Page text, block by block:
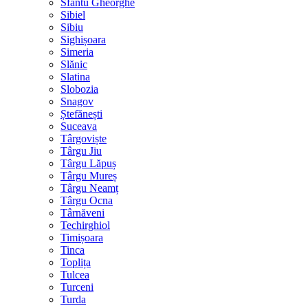
Sfântu Gheorghe
Sibiel
Sibiu
Sighișoara
Simeria
Slănic
Slatina
Slobozia
Snagov
Ștefănești
Suceava
Târgoviște
Târgu Jiu
Târgu Lăpuș
Târgu Mureș
Târgu Neamț
Târgu Ocna
Târnăveni
Techirghiol
Timișoara
Tinca
Toplița
Tulcea
Turceni
Turda